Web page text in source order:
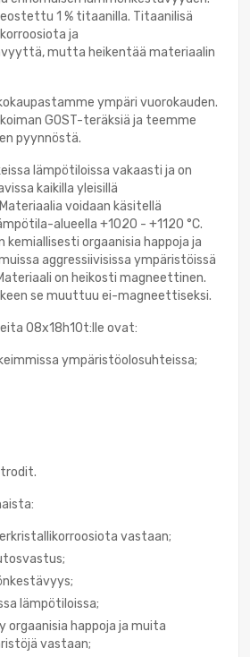
1 % titaanilla. Titaanilisä
ja
mutta heikentää materiaalin
ympäri vuorokauden.
GOST-teräksiä ja teemme
pyynnöstä.
lämpötiloissa vakaasti ja on
kaikilla yleisillä
voidaan käsitellä
alueella +1020 - +1120 °C.
kemiallisesti orgaanisia happoja ja
aggressiivisissa ympäristöissä
on heikosti magneettinen.
se muuttuu ei-magneettiseksi.
08x18h10t:lle ovat:
ympäristöolosuhteissa;
vastaan;
lämpötiloissa;
orgaanisia happoja ja muita
vastaan;